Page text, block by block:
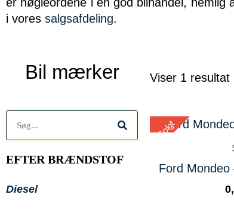
er nøgleordene i en god bilhandel,
i vores salgsafdeling.
Bil mærker
EFTER BRÆNDSTOF
Diesel
Viser 1 resultat
Solgt
Ford Mondeo